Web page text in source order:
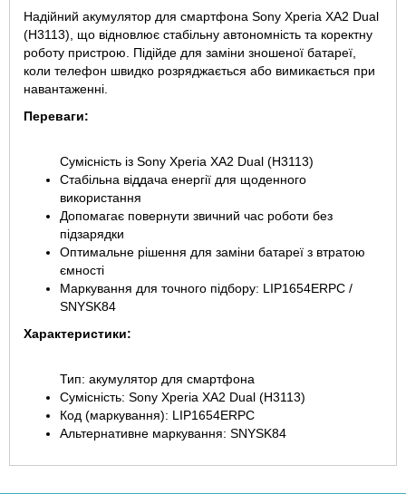
Надійний акумулятор для смартфона Sony Xperia XA2 Dual
(H3113), що відновлює стабільну автономність та коректну
роботу пристрою. Підійде для заміни зношеної батареї,
коли телефон швидко розряджається або вимикається при
навантаженні.
Переваги:
Сумісність із Sony Xperia XA2 Dual (H3113)
Стабільна віддача енергії для щоденного
використання
Допомагає повернути звичний час роботи без
підзарядки
Оптимальне рішення для заміни батареї з втратою
ємності
Маркування для точного підбору: LIP1654ERPC /
SNYSK84
Характеристики:
Тип: акумулятор для смартфона
Сумісність: Sony Xperia XA2 Dual (H3113)
Код (маркування): LIP1654ERPC
Альтернативне маркування: SNYSK84